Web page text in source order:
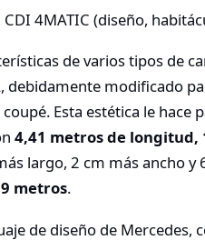
de varios tipos de
debidamente modificado
Esta estética le hace
4,41 metros de longitud,
largo, 2 cm más ancho y
metros.
de diseño de Mercedes,